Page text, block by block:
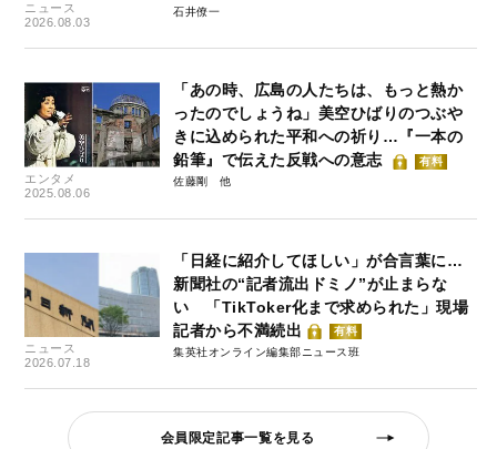
ニュース
2026.08.03
石井僚一
エンタメ
2025.08.06
「あの時、広島の人たちは、もっと熱か
ったのでしょうね」美空ひばりのつぶや
きに込められた平和への祈り…『一本の
鉛筆』で伝えた反戦への意志
有料
佐藤剛
ニュース
2026.07.18
「日経に紹介してほしい」が合言葉に…
新聞社の“記者流出ドミノ”が止まらな
い 「TikToker化まで求められた」現場
記者から不満続出
有料
集英社オンライン編集部ニュース班
会員限定記事一覧を見る